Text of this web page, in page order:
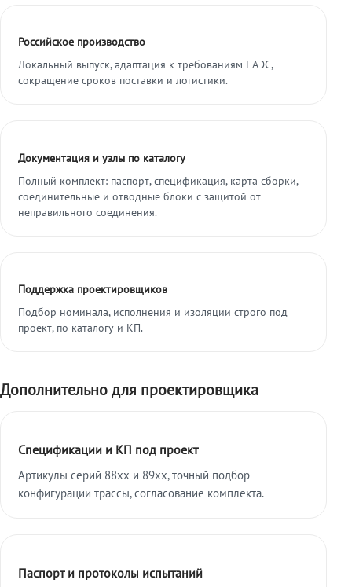
Российское производство
Локальный выпуск, адаптация к требованиям ЕАЭС,
сокращение сроков поставки и логистики.
Документация и узлы по каталогу
Полный комплект: паспорт, спецификация, карта сборки,
соединительные и отводные блоки с защитой от
неправильного соединения.
Поддержка проектировщиков
Подбор номинала, исполнения и изоляции строго под
проект, по каталогу и КП.
Дополнительно для проектировщика
Спецификации и КП под проект
Артикулы серий 88xx и 89xx, точный подбор
конфигурации трассы, согласование комплекта.
Паспорт и протоколы испытаний